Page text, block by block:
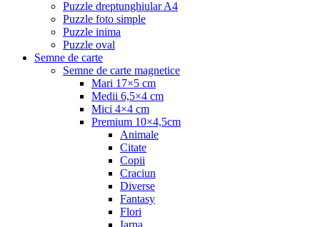
Puzzle dreptunghiular A4
Puzzle foto simple
Puzzle inima
Puzzle oval
Semne de carte
Semne de carte magnetice
Mari 17×5 cm
Medii 6,5×4 cm
Mici 4×4 cm
Premium 10×4,5cm
Animale
Citate
Copii
Craciun
Diverse
Fantasy
Flori
Iarna